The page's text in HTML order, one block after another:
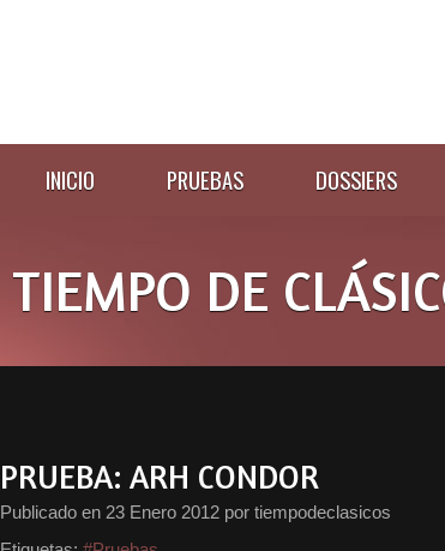
INICIO PRUEBAS DOSSIERS
TIEMPO DE
PRUEBA: ARH CONDOR
Publicado en 23 Enero 2012 por tiempodeclasicos